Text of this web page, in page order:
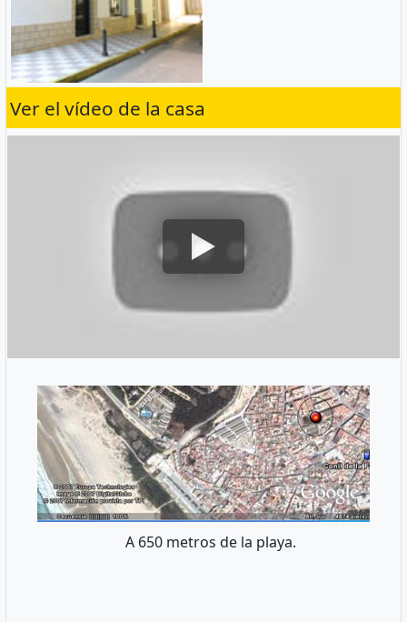
Ver el vídeo de la casa
A 650 metros de la playa.